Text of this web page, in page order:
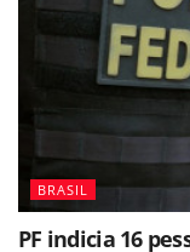
BRASIL
PF indicia 16